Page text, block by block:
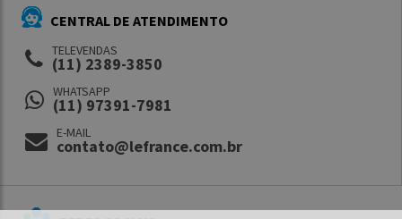
CENTRAL DE ATENDIMENTO
TELEVENDAS
(11) 2389-3850
WHATSAPP
(11) 97391-7981
E-MAIL
contato@lefrance.com.br